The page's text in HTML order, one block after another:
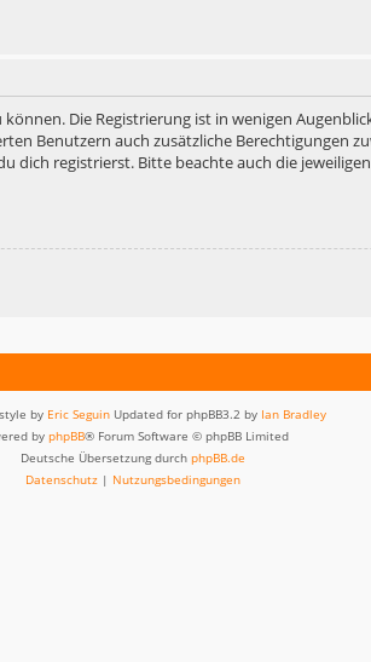
Die Registrierung ist in wenigen
Benutzern auch zusätzliche Berechtigungen
dich registrierst. Bitte beachte auch die
by Eric Seguin Updated for phpBB3.2 by Ian Bradley
by phpBB® Forum Software © phpBB Limited
Deutsche Übersetzung durch phpBB.de
Datenschutz | Nutzungsbedingungen